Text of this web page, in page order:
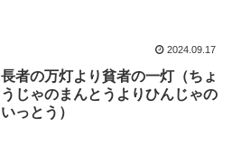
2024.09.17
長者の万灯より貧者の一灯（ちょ
うじゃのまんとうよりひんじゃの
いっとう）